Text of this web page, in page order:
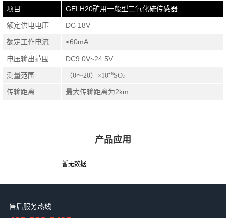
项目 GELH20矿用一般型二氧化硫传感器
额定供电电压 DC 18V
额定工作电流 ≤60mA
电压输出范围 DC9.0V~24.5V
测量范围 （0～20）×10-6SO2
传输距离 最大传输距离为2km
产品应用
暂无数据
售后服务热线